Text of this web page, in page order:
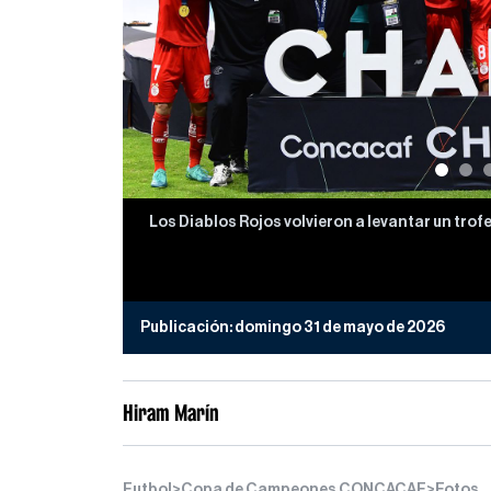
Los Diablos Rojos volvieron a levantar un
Publicación: domingo 31 de mayo de 2026
Hiram Marín